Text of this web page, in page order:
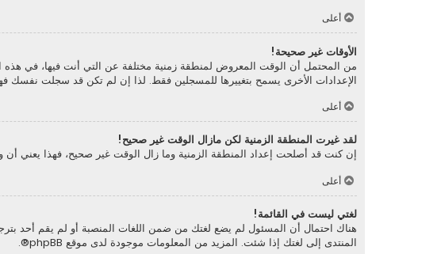
أعلى
الأوقات غير صحيحة!
من المحتمل أن الوقت المعروض لمنطقة زمنية مختلفة عن التي أنت فيها، في هذه
الإعدادات الأخرى يسمح بتغييرها للمسجلين فقط. لذا إن لم تكن قد سجلت نفسك
أعلى
لقد غيرت المنطقة الزمنية لكن مازال الوقت غير صحيح!
إن كنت قد أصلحت إعداد المنطقة الزمنية وما زال الوقت غير صحيح، فهذا يعني
أعلى
لغتي ليست في القائمة!
هناك احتمال أن المسئول لم يضع لغتك من ضمن اللغات المنصبة أو لم يقم أحد
المنتدى إلى لغتك إذا شئت. المزيد من المعلومات موجودة لدى موقع phpBB
®.